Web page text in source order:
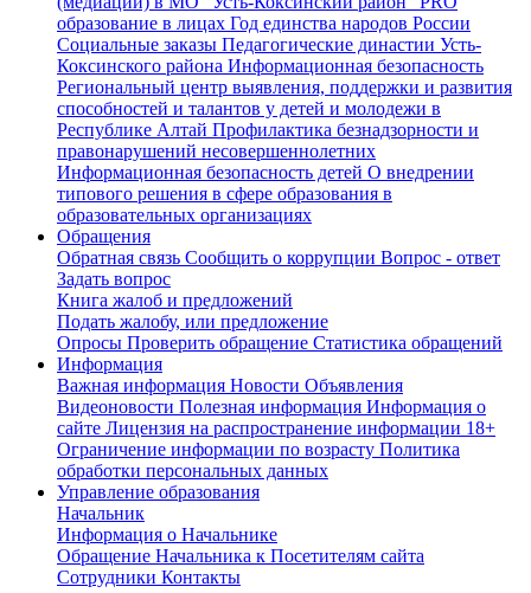
образование в лицах Год единства народов России
Социальные заказы Педагогические династии Усть-
Коксинского района Информационная безопасность
Региональный центр выявления, поддержки и развития
способностей и талантов у детей и молодежи в
Республике Алтай Профилактика безнадзорности и
правонарушений несовершеннолетних
Информационная безопасность детей О внедрении
типового решения в сфере образования в
образовательных организациях
Обращения
Обратная связь Сообщить о коррупции Вопрос - ответ
Задать вопрос
Книга жалоб и предложений
Подать жалобу, или предложение
Опросы Проверить обращение Статистика обращений
Информация
Важная информация Новости Объявления
Видеоновости Полезная информация Информация о
сайте Лицензия на распространение информации 18+
Ограничение информации по возрасту Политика
обработки персональных данных
Управление образования
Начальник
Информация о Начальнике
Обращение Начальника к Посетителям сайта
Сотрудники Контакты